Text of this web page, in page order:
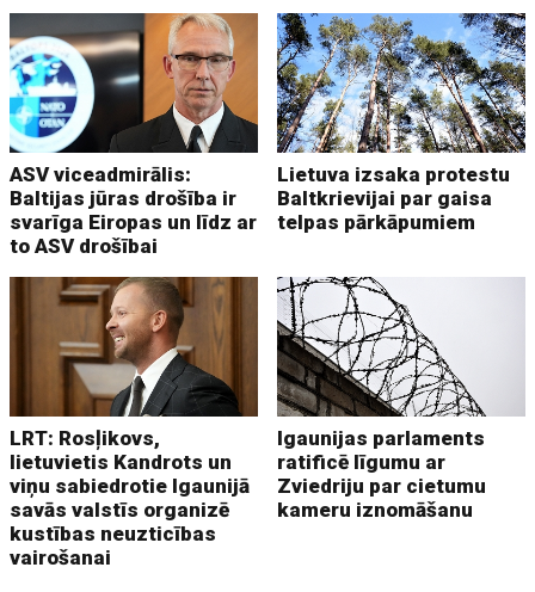
ASV viceadmirālis:
Baltijas jūras drošība ir
svarīga Eiropas un līdz ar
to ASV drošībai
Lietuva izsaka protestu
Baltkrievijai par gaisa
telpas pārkāpumiem
LRT: Rosļikovs,
lietuvietis Kandrots un
viņu sabiedrotie Igaunijā
savās valstīs organizē
kustības neuzticības
vairošanai
Igaunijas parlaments
ratificē līgumu ar
Zviedriju par cietumu
kameru iznomāšanu